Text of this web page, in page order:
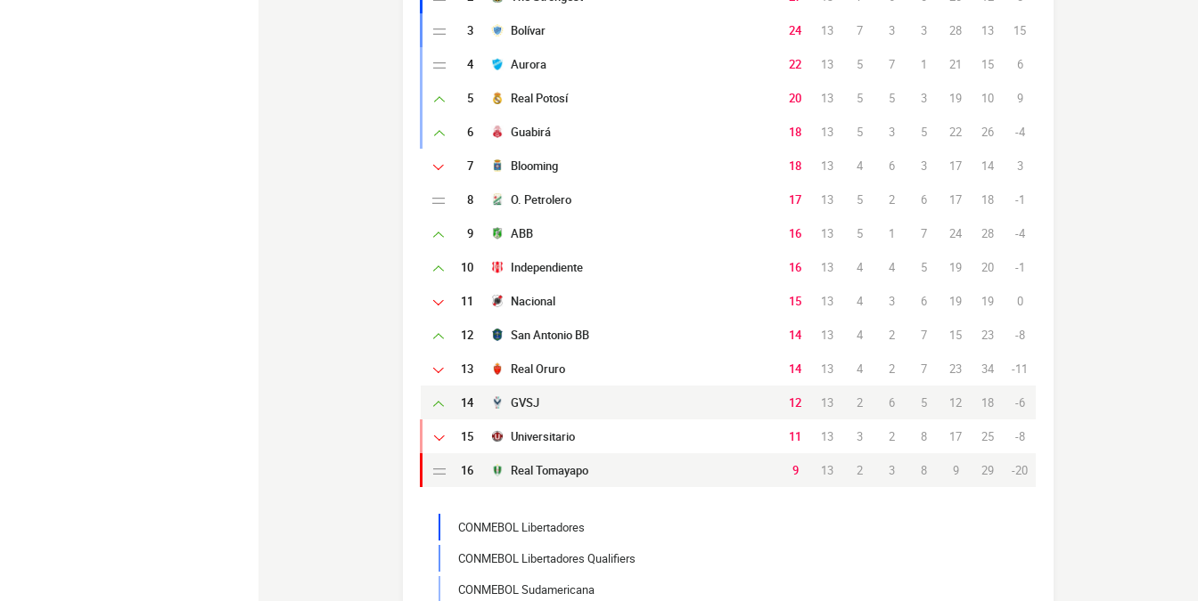
3 Bolívar 24 13 7 3 3 28 13 15
4 Aurora 22 13 5 7 1 21 15 6
5 Real Potosí 20 13 5 5 3 19 10 9
6 Guabirá 18 13 5 3 5 22 26 -4
7 Blooming 18 13 4 6 3 17 14 3
8 O. Petrolero 17 13 5 2 6 17 18 -1
9 ABB 16 13 5 1 7 24 28 -4
10 Independiente 16 13 4 4 5 19 20 -1
11 Nacional 15 13 4 3 6 19 19 0
12 San Antonio BB 14 13 4 2 7 15 23 -8
13 Real Oruro 14 13 4 2 7 23 34 -11
14 GVSJ 12 13 2 6 5 12 18 -6
15 Universitario 11 13 3 2 8 17 25 -8
16 Real Tomayapo 9 13 2 3 8 9 29 -20
CONMEBOL Libertadores
CONMEBOL Libertadores Qualifiers
CONMEBOL Sudamericana